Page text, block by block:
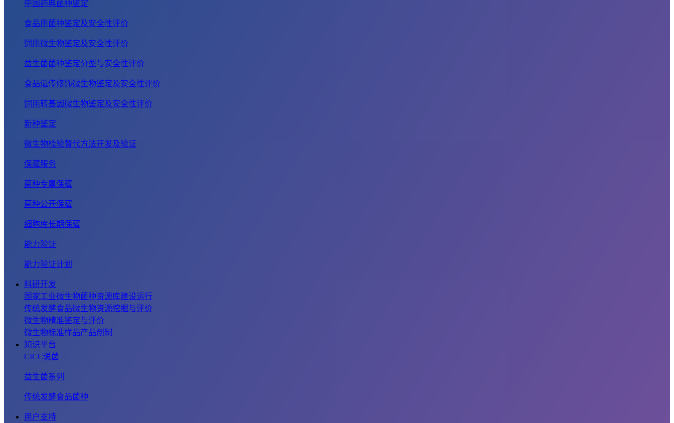
中国药典菌种鉴定
食品用菌种鉴定及安全性评价
饲用微生物鉴定及安全性评价
益生菌菌种鉴定分型与安全性评价
食品遗传修饰微生物鉴定及安全性评价
饲用转基因微生物鉴定及安全性评价
新种鉴定
微生物检验替代方法开发及验证
保藏服务
菌种专属保藏
菌种公开保藏
细胞库长期保藏
能力验证
能力验证计划
科研开发
国家工业微生物菌种资源库建设运行
传统发酵食品微生物资源挖掘与评价
微生物精准鉴定与评价
微生物标准样品产品创制
知识平台
CICC说菌
益生菌系列
传统发酵食品菌种
用户支持